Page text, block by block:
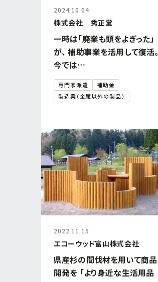
2024.10.04
株式会社 秀正堂
一時は「廃業も頭をよぎった」
が、 補助事業を活用して復活。
今では…
専門家派遣
補助金
製造業（金属以外の製品）
2022.11.15
エコーウッド富山株式会社
県産杉の間伐材を用いて商品
開発を 「より身近な生活用品